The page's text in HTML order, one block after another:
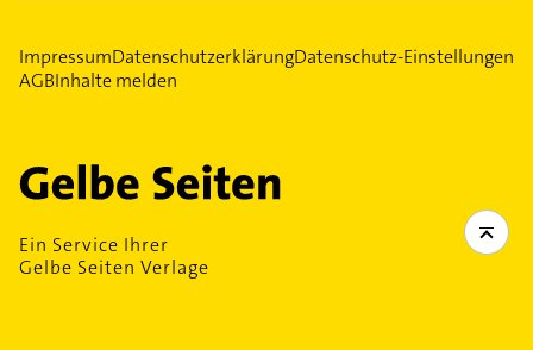
ImpressumDatenschutzerklärungDatenschutz-Einstellungen
AGBInhalte melden
Ein Service Ihrer
Gelbe Seiten Verlage